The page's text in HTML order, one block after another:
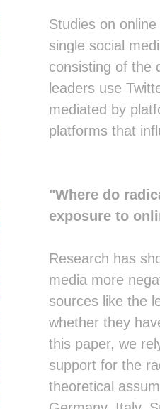
░
Studies on
single social
consisting of the
leaders use
mediated by
platforms that
"Where do
exposure to
Research has
media more
sources like the
whether they
this paper, we
support for the
theoretical